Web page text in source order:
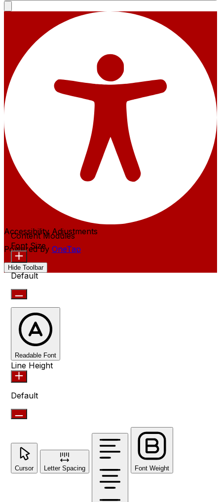
Accessibility Adjustments
Powered by OneTap
Hide Toolbar
Content Modules
Font Size
Default
Readable Font
Line Height
Default
Cursor Letter Spacing Font Weight